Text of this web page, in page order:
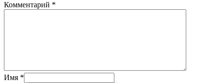
Комментарий *
Имя *